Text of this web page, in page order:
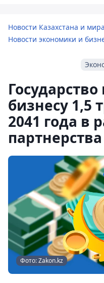
Новости Казахстана и
Новости экономики и
бизнесу 1,5
2041 года в
партнерства
Фото: Zakon.kz